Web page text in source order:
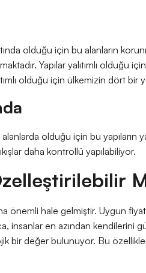
olduğu için bu alanların
Yapılar yalıtımlı olduğu
olduğu için ülkemizin dört bir
olduğu için bu yapıların
daha kontrollü yapılabiliyor.
önemli hale gelmiştir. Uygun
insanlar en azından kendilerini
bir değer bulunuyor. Bu